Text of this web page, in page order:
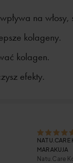
na
kolageny.
kolagen.
efekty.
MARAKUJA
Natu.Care